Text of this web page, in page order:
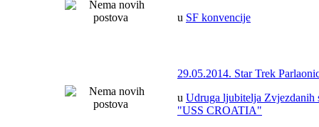
u SF konvencije
29.05.2014. Star Trek
u Udruga ljubitelja Zvjezdanih
"USS CROATIA"